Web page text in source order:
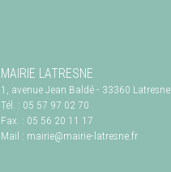
MAIRIE LATRESNE
1, avenue Jean Baldé- 33360 Latresne
Tél. : 05 57 97 02 70
Fax. : 05 56 20 11 17
Mail : mairie@mairie-latresne.fr